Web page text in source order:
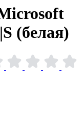
(белая)